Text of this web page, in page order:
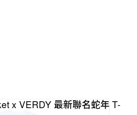
x VERDY 最新聯名蛇年 T-